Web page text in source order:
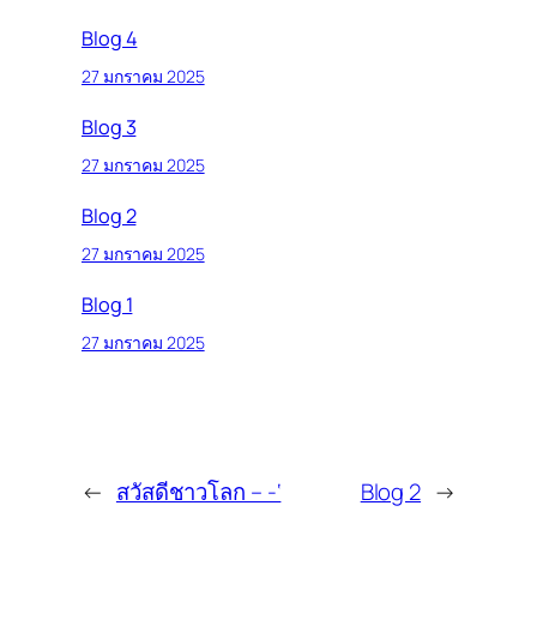
Blog 4
27 มกราคม 2025
Blog 3
27 มกราคม 2025
Blog 2
27 มกราคม 2025
Blog 1
27 มกราคม 2025
← สวัสดีชาวโลก – -‘ Blog 2 →